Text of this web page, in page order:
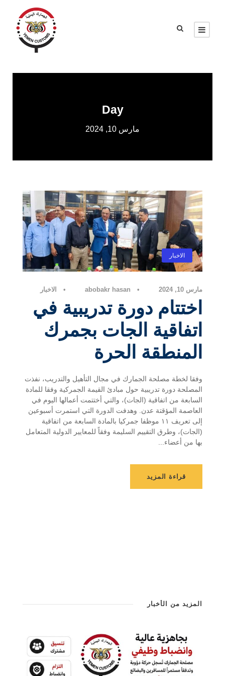
Day
مارس 10, 2024
مارس 10, 2024 •
abobakr hasan
• الاخبار
اختتام دورة تدريبية في
اتفاقية الجات بجمرك
المنطقة الحرة
وفقا لخطة مصلحة الجمارك في مجال التأهيل والتدريب، نفذت
المصلحة دورة تدريبية حول مبادئ القيمة الجمركية وفقا للمادة
السابعة من اتفاقية (الجات)، والتي أختتمت أعمالها اليوم في
العاصمة المؤقتة عدن. وهدفت الدورة التي استمرت أسبوعين
إلى تعريف ١١ موظفا جمركيا بالمادة السابعة من اتفاقية
(الجات)، وطرق التقييم السليمة وفقاً للمعايير الدولية المتعامل
بها من أعضاء...
قراءة المزيد
الاخبار
المزيد من الأخبار